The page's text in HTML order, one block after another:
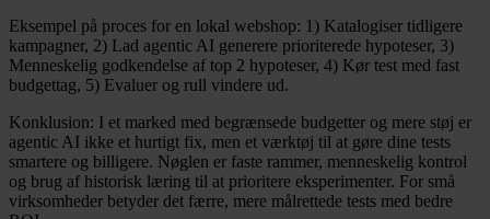
Eksempel på proces for en lokal webshop: 1) Katalogiser tidligere
kampagner, 2) Lad agentic AI generere prioriterede hypoteser, 3)
Menneskelig godkendelse af top 2 hypoteser, 4) Kør test med fast
budgettag, 5) Evaluer og rull vindere ud.
Konklusion: I et marked med begrænsede budgetter og mere støj er
agentic AI ikke et hurtigt fix, men et værktøj til at gøre dine tests
smartere og billigere. Nøglen er faste rammer, menneskelig kontrol
og brug af historisk læring til at prioritere eksperimenter. For små
virksomheder betyder det færre, mere målrettede tests med bedre